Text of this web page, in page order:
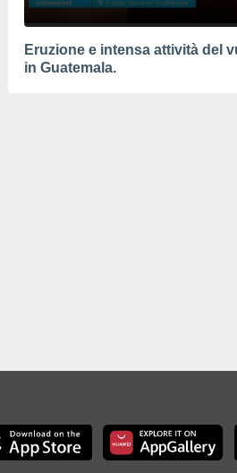
Eruzione e intensa attività del
in Guatemala.